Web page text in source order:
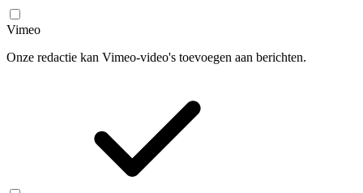
Vimeo
Onze redactie kan Vimeo-video's toevoegen aan berichten.